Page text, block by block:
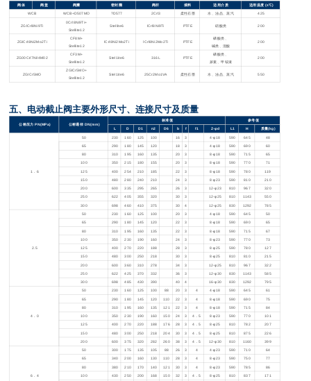
阀体 阀盖 阀瓣 密封圈 阀杆 填料 适用介质
适用温度 (≤℃)
WCB
WCB+D507MO ?D577 2Crl3 柔性石墨 水、油品、蒸汽 425
ZGlCrl8Ni9Ti
0Crl8Ni9Ti+
Stellite12
Stellite6 lCrl8Ni9Ti PTFE 硝酸类 200
ZGlCrl8Ni2Mo2Ti
CF8M+
Stellite12
lCrl8Ni2Mo2Ti lCrl8Ni2Mo2Ti PTFE
磷酸类、
碱类、混酸
200
ZG00Crl7Nil4M02
CF3M+
Stellite12
Stel1ite6 316L PTFE
磷酸类、
尿素、甲铵液
200
ZGlCr5MO
ZGlCr5MO+
Stellite12
Stel1ite6 25Cr2Mo1VA 柔性石墨 水、油品、蒸汽 550
五、电动截止阀主要外形尺寸、连接尺寸及质量
公称压力 PN(MPa) 公称通径 DN(mm)
标准值
参考值
L
D D1 n2 D6 b f f1 Z-φd L1 H 质量(kg)
1 ．6
50 230 160 125 100 16 3 4-φ18 590 645
48
65
290 180 145 120 18 3 4-φ18 590 690
60
80
310 195 160 135 20 3 8-φ18 590 715
65
100
350 215 180 155 20 3 8-φ18 590 770
71
125
400 254 210 185 22 3 8-φ18 590 780 119
150 480 280 240 210 24 3 8-φ23 590 810 210
200 600 335 295 265 26 3 12-φ23 810 967
320
250
622 405 355 320 30 3 12-φ25 810 1143
550
300
698 460 410 375 30 4 12-φ25 830 1292 785
2.5
50 230 160 125 100 20 3 4-φ18 590 645
50
65
290 180 145 120 22 3 8-φ18 590 690
65
80
310 195 160 135 22 3 8-φ18 590 715
67
100
350 230 190 160 24 3 8-φ23 590 770
73
125
400 270 220 188 28 3 8-φ25 590 780
127
150
480 300 250 218 30 3 8-φ25 810 810
215
200
600 360 310 278 34 3 12-φ25 810 967
322
250
622 425 370 332 36 3 12-φ30 830 1143
585
300
698 485 430 390 40 4 16-φ30 830 1292 795
4 ．0
50 230 160 125 100 88 20 3 4 4-φ18 590 645 61
65 290 180 145 120 110 22 3 4 8-φ18 590 690 75
80 310 195 160 135 121 22 3 4 8-φ18 590 715
84
100
350 230 190 160 150 24 3 4 ．5 8-φ23 590 770
101
125
400 270 220 188 176 28 3 4 ．5 8-φ25 810 782
207
150
480 300 250 218 204 30 3 4 ．5 8-φ25 810 875
226
200
600 375 320 282 260 38 3 4 ．5 12-φ30 810 1160 399
6 ．4
50 300 175 135 105 88 26 3 4 4-φ23 590 710 64
65 340 200 160 130 110 28 3 4 8-φ23 590 750 77
80 380 210 170 140 121 30 3 4 8-φ23 590 785
86
100
430 250 200 168 150 32 3 4 ．5 8-φ25 810 837
171